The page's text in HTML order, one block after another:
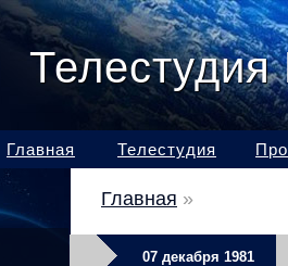
Главная Телестудия
Главная »
07 декабря 1981